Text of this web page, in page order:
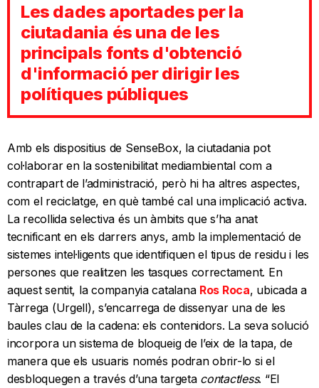
Les dades aportades per la
ciutadania és una de les
principals fonts d'obtenció
d'informació per dirigir les
polítiques públiques
Amb els dispositius de SenseBox, la ciutadania pot
col·laborar en la sostenibilitat mediambiental com a
contrapart de l’administració, però hi ha altres aspectes,
com el reciclatge, en què també cal una implicació activa.
La recollida selectiva és un àmbits que s’ha anat
tecnificant en els darrers anys, amb la implementació de
sistemes intel·ligents que identifiquen el tipus de residu i les
persones que realitzen les tasques correctament. En
aquest sentit, la companyia catalana Ros Roca, ubicada a
Tàrrega (Urgell), s’encarrega de dissenyar una de les
baules clau de la cadena: els contenidors. La seva solució
incorpora un sistema de bloqueig de l’eix de la tapa, de
manera que els usuaris només podran obrir-lo si el
desbloquegen a través d’una targeta contactless. “El